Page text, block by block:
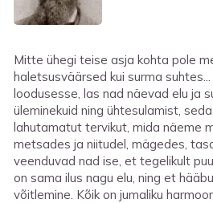
Mitte ühegi teise asja kohta pole
haletsusväärsed kui surma
loodusesse, las nad näevad elu ja
üleminekuid ning ühtesulamist,
lahutamatut tervikut, mida näeme
metsades ja niitudel, mägedes,
veenduvad nad ise, et tegelikult
on sama ilus nagu elu, ning et
võitlemine. Kõik on jumaliku